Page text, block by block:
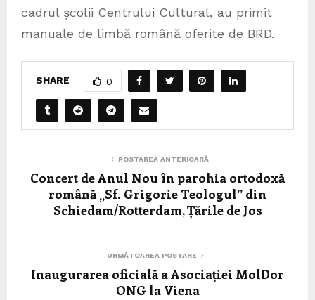
cadrul școlii Centrului Cultural, au primit
manuale de limbă română oferite de BRD.
SHARE 0
POSTAREA ANTERIOARĂ
Concert de Anul Nou în parohia ortodoxă
română „Sf. Grigorie Teologul” din
Schiedam/Rotterdam, Țările de Jos
URMĂTOAREA POSTARE
Inaugurarea oficială a Asociației MolDor
ONG la Viena